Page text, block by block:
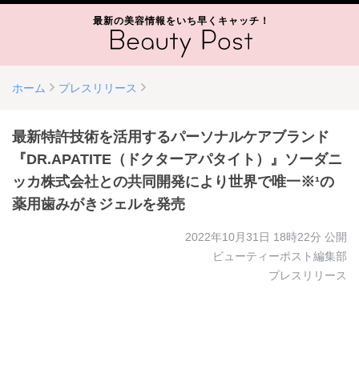
最新の美容情報をいち早くキャッチ！
ホーム プレスリリース
最新特許技術を活用するパーソナルケアブランド
『DR.APATITE（ドクターアパタイト）』ソーダニ
ッカ株式会社との共同開発により世界で唯一※¹の
薬用歯みがきジェルを発売
2022年10月31日 18時22分 公開
ビューティーポスト編集部
プレスリリース